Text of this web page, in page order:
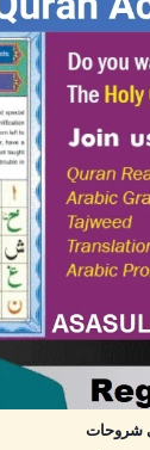
شروحات